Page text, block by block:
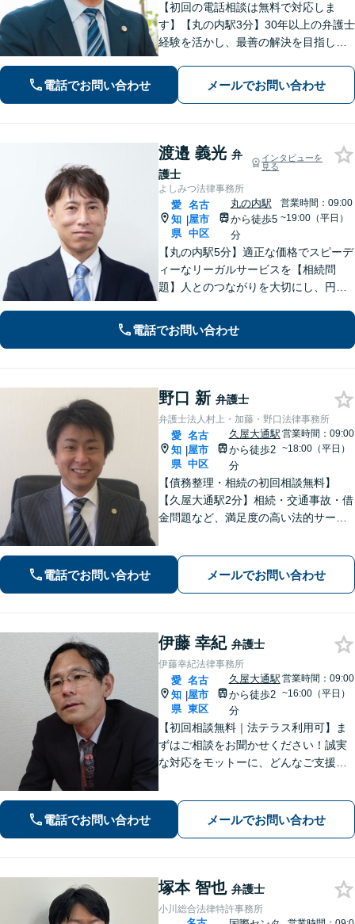
【初回の電話相談は無料で対応しま
す】【丸の内駅3分】30年以上の弁護士
経験を活かし、最善の解決を目指しま
向けて尽力【労働問題】証拠集め・準
備から親身にサポート【他士業と連
電話でお問い合わせ メールでお問い合わせ
渡邉 義光 弁
護士
インタビューを
見る
よしみつ法律事務所
愛
知
県
|
名古
屋市
中区
丸の内駅
から徒歩5
分
営業時間：09:00
~19:00（平日）
【丸の内駅5分】適正な価格でスピーデ
ィーなリーガルサービスを【相続問
題】人とのつながりを大切にし、円満
ます【借金問題】法人破産のご相談は
お任せください。経営者・労働者の未
電話でお問い合わせ
野口 新 弁護士
弁護士法人村上・加藤・野口法律事務所
愛
知
県
|
名古
屋市
中区
久屋大通駅
から徒歩2
分
営業時間：09:00
~18:00（平日）
【債務整理・相続の初回相談無料】
【久屋大通駅2分】相続・交通事故・借
金問題など、満足度の高い法的サービ
重ねつつ、誠実に相談者と向き合い続
けます。お気軽にご相談ください。
電話でお問い合わせ メールでお問い合わせ
伊藤 幸紀 弁護士
伊藤幸紀法律事務所
愛
知
県
|
名古
屋市
東区
久屋大通駅
から徒歩2
分
営業時間：09:00
~16:00（平日）
【初回相談無料｜法テラス利用可】ま
ずはご相談をお聞かせください！誠実
な対応をモットーに、どんなご支援が
で電話相談も対応いたしますので、お
気軽にお問合せください【久屋大通駅2
電話でお問い合わせ メールでお問い合わせ
塚本 智也 弁護士
小川総合法律特許事務所